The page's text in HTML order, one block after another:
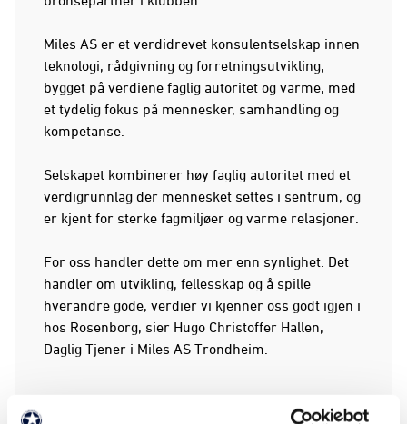
Miles AS er et verdidrevet konsulentselskap innen
teknologi, rådgivning og forretningsutvikling,
bygget på verdiene faglig autoritet og varme, med
et tydelig fokus på mennesker, samhandling og
kompetanse.
Selskapet kombinerer høy faglig autoritet med et
verdigrunnlag der mennesket settes i sentrum, og
er kjent for sterke fagmiljøer og varme relasjoner.
For oss handler dette om mer enn synlighet. Det
handler om utvikling, fellesskap og å spille
hverandre gode, verdier vi kjenner oss godt igjen i
hos Rosenborg, sier Hugo Christoffer Hallen,
Daglig Tjener i Miles AS Trondheim.